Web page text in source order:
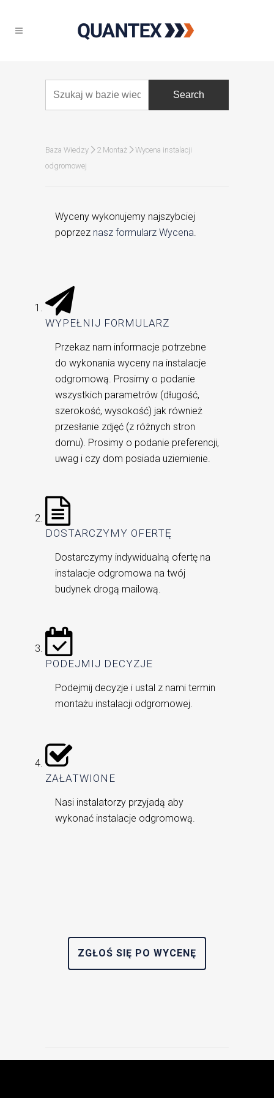
Baza Wiedzy 2 Montaż
Wycena instalacji
odgromowej
Wyceny wykonujemy najszybciej
poprzez nasz formularz Wycena.
WYPEŁNIJ FORMULARZ
Przekaz nam informacje potrzebne
do wykonania wyceny na instalacje
odgromową. Prosimy o podanie
wszystkich parametrów (długość,
szerokość, wysokość) jak również
przesłanie zdjęć (z różnych stron
domu). Prosimy o podanie preferencji,
uwag i czy dom posiada uziemienie.
DOSTARCZYMY OFERTĘ
Dostarczymy indywidualną ofertę na
instalacje odgromowa na twój
budynek drogą mailową.
PODEJMIJ DECYZJE
Podejmij decyzje i ustal z nami termin
montażu instalacji odgromowej.
ZAŁATWIONE
Nasi instalatorzy przyjadą aby
wykonać instalacje odgromową.
ZGŁOŚ SIĘ PO WYCENĘ